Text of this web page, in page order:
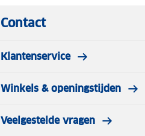
Contact
Klantenservice
Winkels & openingstijden
Veelgestelde vragen